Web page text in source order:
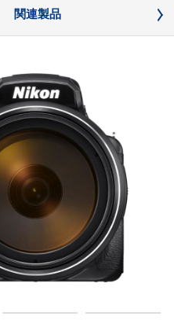
関連製品